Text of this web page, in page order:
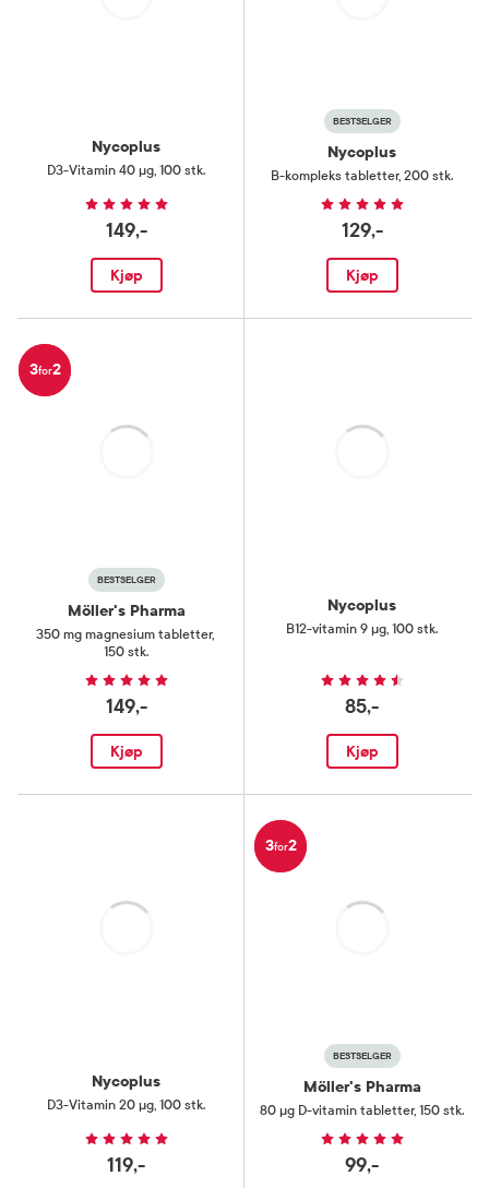
Nycoplus
D3-Vitamin 40 µg, 100 stk.
149,-
Kjøp
BESTSELGER
Nycoplus
B-kompleks tabletter, 200 stk.
129,-
Kjøp
3for2
BESTSELGER
Möller's Pharma
350 mg magnesium tabletter,
150 stk.
149,-
Kjøp
Nycoplus
B12-vitamin 9 µg, 100 stk.
85,-
Kjøp
Nycoplus
D3-Vitamin 20 µg, 100 stk.
119,-
3for2
BESTSELGER
Möller's Pharma
80 µg D-vitamin tabletter, 150 stk.
99,-